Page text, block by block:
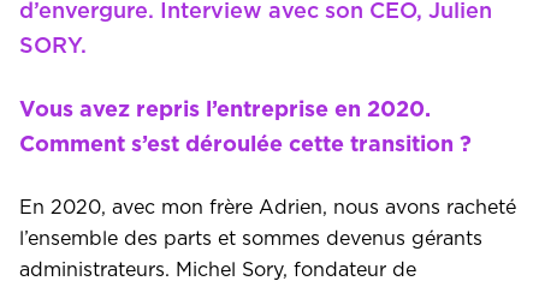
d’envergure. Interview avec son CEO, Julien
SORY.
Vous avez repris l’entreprise en 2020.
Comment s’est déroulée cette transition ?
En 2020, avec mon frère Adrien, nous avons racheté
l’ensemble des parts et sommes devenus gérants
administrateurs. Michel Sory, fondateur de